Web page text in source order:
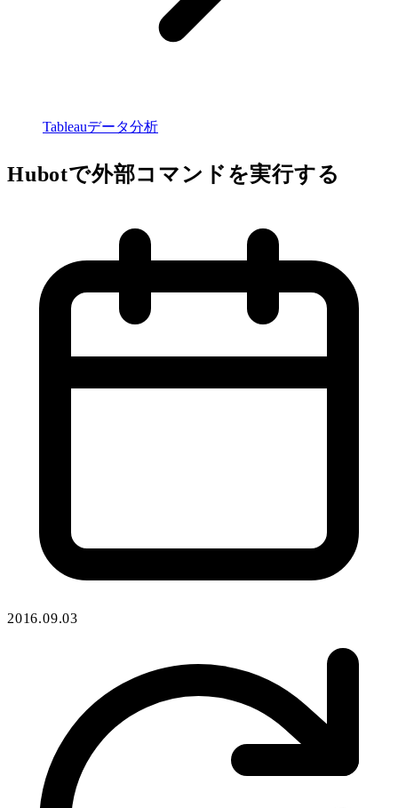
Tableauデータ分析
Hubotで外部コマンドを実行する
2016.09.03